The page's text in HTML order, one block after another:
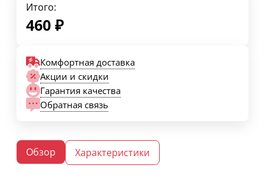
Итого:
460 ₽
Комфортная доставка
Акции и скидки
Гарантия качества
Обратная связь
Обзор Характеристики